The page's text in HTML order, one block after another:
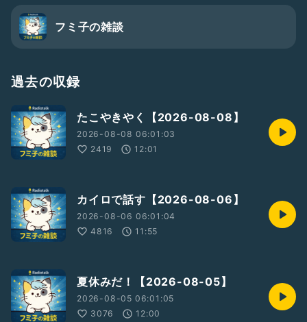
フミ子の雑談
過去の収録
たこやきやく【2026-08-08】
2026-08-08 06:01:03
2419
12:01
カイロで話す【2026-08-06】
2026-08-06 06:01:04
4816
11:55
夏休みだ！【2026-08-05】
2026-08-05 06:01:05
3076
12:00